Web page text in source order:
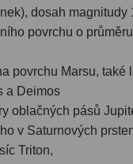
15
dosah magnitudy
povrchu o
povrchu Marsu, také
a Deimos
oblačných pásů
v Saturnových
Triton,